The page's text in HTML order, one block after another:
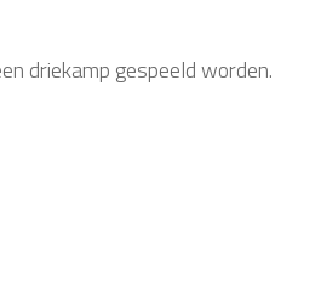
driekamp gespeeld worden.